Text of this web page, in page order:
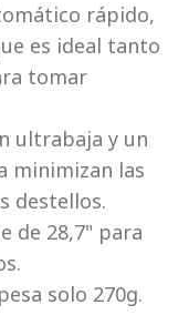
rápido,
es ideal tanto
tomar
ultrabaja y un
minimizan las
destellos.
de 28,7" para
solo 270g.